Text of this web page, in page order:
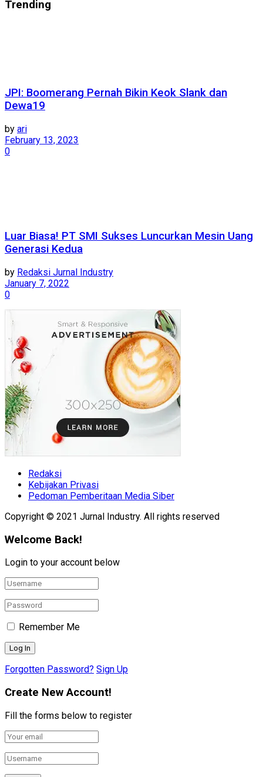
Trending
JPI: Boomerang Pernah Bikin Keok Slank dan
Dewa19
by ari
February 13, 2023
0
Luar Biasa! PT SMI Sukses Luncurkan Mesin Uang
Generasi Kedua
by Redaksi Jurnal Industry
January 7, 2022
0
Redaksi
Kebijakan Privasi
Pedoman Pemberitaan Media Siber
Copyright © 2021 Jurnal Industry. All rights reserved
Welcome Back!
Login to your account below
Remember Me
Forgotten Password? Sign Up
Create New Account!
Fill the forms below to register